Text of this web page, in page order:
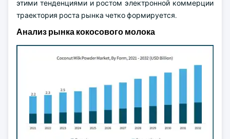
этими тенденциями и ростом электронной коммерции
траектория роста рынка четко формируется.
Анализ рынка кокосового молока